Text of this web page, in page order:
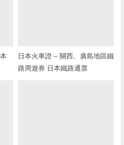
日本火車證 – 關西、廣島地區鐵
路周遊券 日本鐵路通票